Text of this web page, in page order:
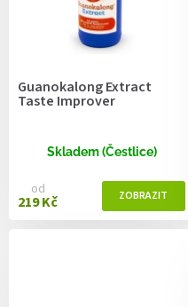
Guanokalong Extract
Taste Improver
Skladem (Čestlice)
od
219 Kč